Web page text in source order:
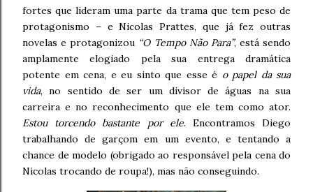
fortes que lideram uma parte da trama que tem peso de
protagonismo – e Nicolas Prattes, que já fez outras
novelas e protagonizou “O Tempo Não Para”, está sendo
amplamente elogiado pela sua entrega dramática
potente em cena, e eu sinto que esse é o papel da sua
vida, no sentido de ser um divisor de águas na sua
carreira e no reconhecimento que ele tem como ator.
Estou torcendo bastante por ele. Encontramos Diego
trabalhando de garçom em um evento, e tentando a
chance de modelo (obrigado ao responsável pela cena do
Nicolas trocando de roupa!), mas não conseguindo.